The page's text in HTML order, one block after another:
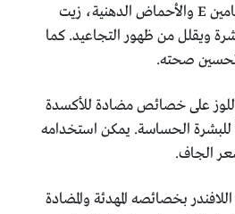
غني بالفيتامين E والأحماض الدهنية، زيت
ويقلل من ظهور التجاعيد. كما
صحته.
على خصائص مضادة للأكسدة
للبشرة الحساسة. يمكن استخدامه
الجاف.
بخصائصه المهدئة والمضادة